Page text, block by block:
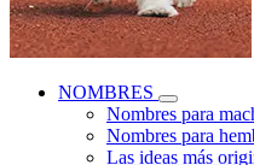
NOMBRES
Nombres para
Nombres para
Las ideas más